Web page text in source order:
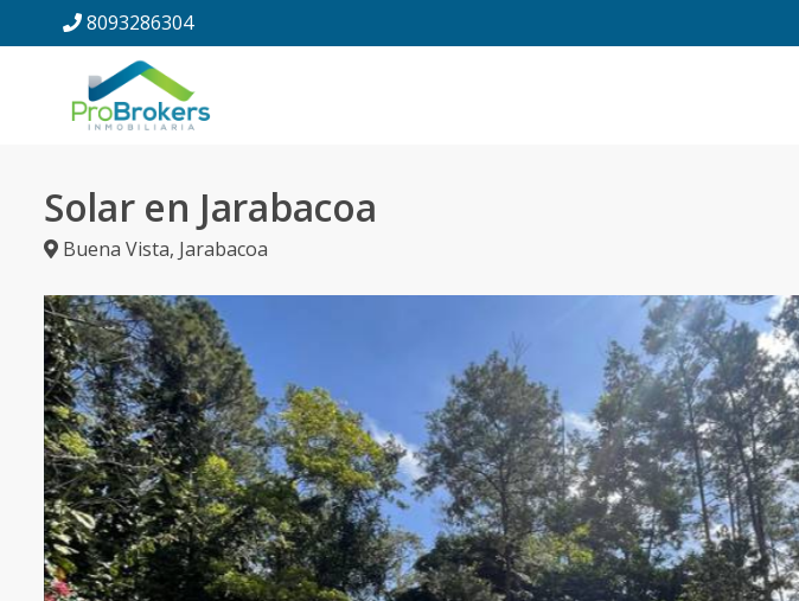
8093286304
Solar en Jarabacoa
Buena Vista, Jarabacoa